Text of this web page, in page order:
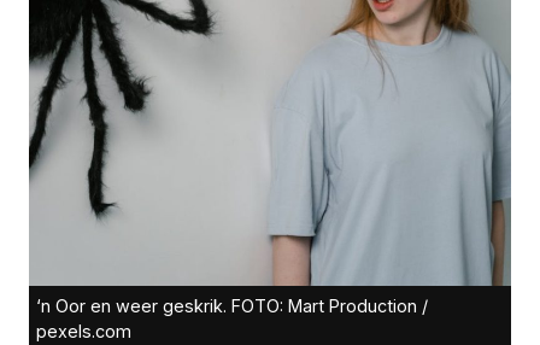
‘n Oor en weer geskrik. FOTO: Mart Production /
pexels.com